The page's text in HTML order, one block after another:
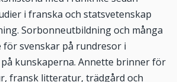
i franska och statsvetenskap
Sorbonneutbildning och många
för svenskar på rundresor i
kunskaperna. Annette brinner för
fransk litteratur, trädgård och